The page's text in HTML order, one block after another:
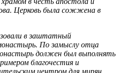
Церковь была сожжена в
в заштатный
По замыслу отца
должен был выполнять
благочестия и
центром для мирян,